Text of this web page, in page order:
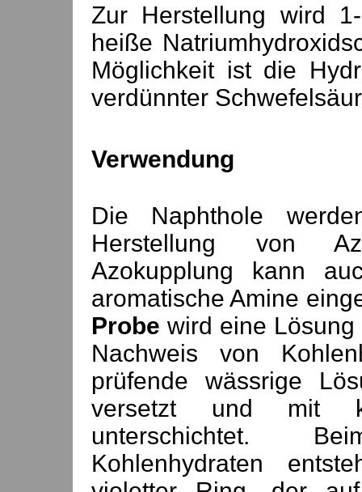
Zur Herstellung wird
heiße
Möglichkeit ist die
verdünnter
Verwendung
Die Naphthole
Herstellung von
Azokupplung kann
aromatische Amine
Probe wird eine
Nachweis von
prüfende wässrige
versetzt und mit
unterschichtet.
Kohlenhydraten